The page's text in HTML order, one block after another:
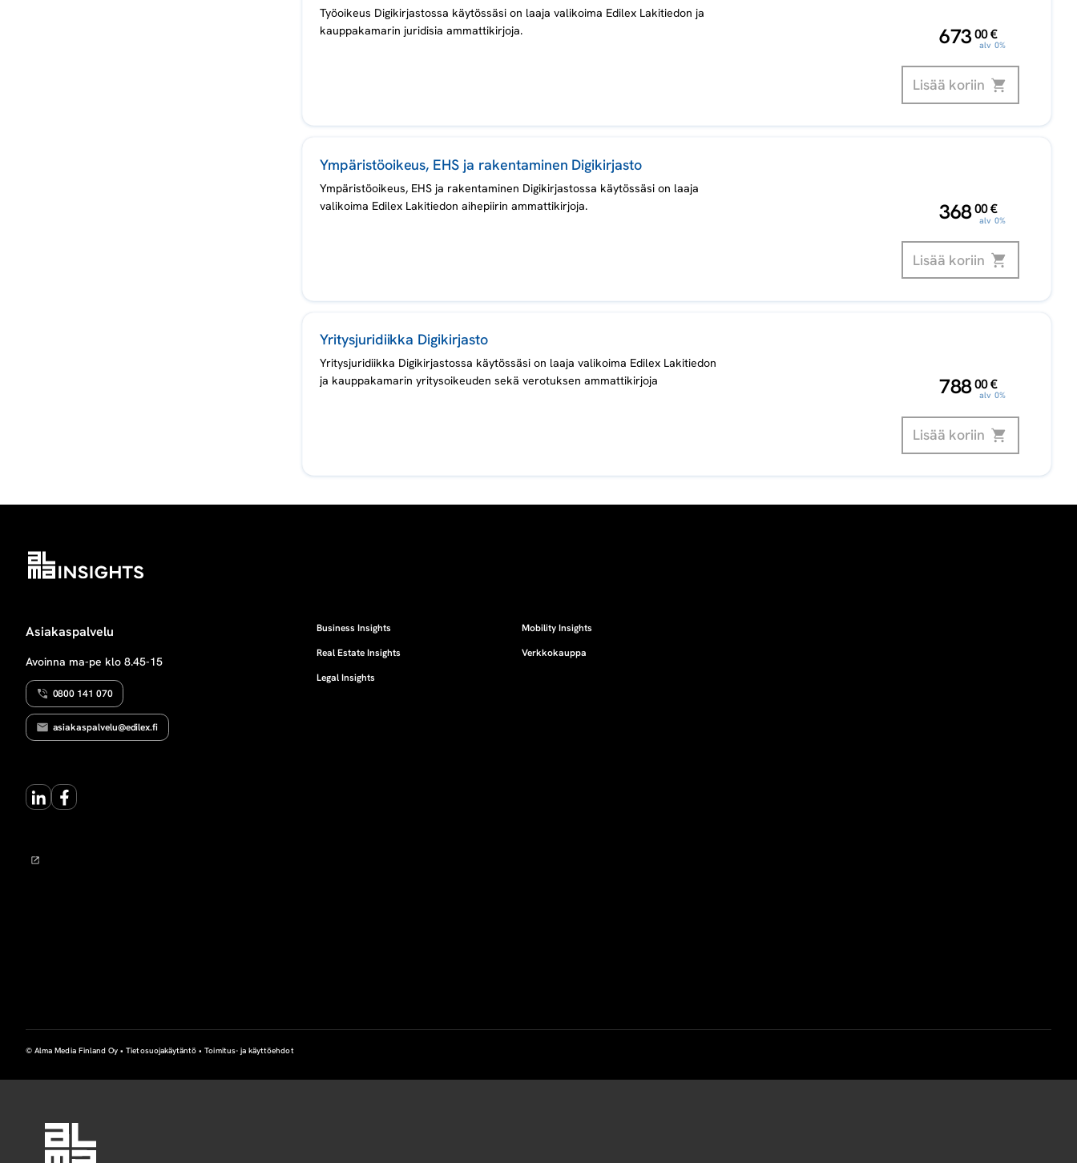
Työoikeus Digikirjastossa käytössäsi on laaja valikoima Edilex Lakitiedon ja
kauppakamarin juridisia ammattikirjoja.
673,00€
alv 0%
Lisää koriin
Ympäristöoikeus, EHS ja rakentaminen Digikirjasto
Ympäristöoikeus, EHS ja rakentaminen Digikirjastossa käytössäsi on laaja
valikoima Edilex Lakitiedon aihepiirin ammattikirjoja.
368,00€
alv 0%
Lisää koriin
Yritysjuridiikka Digikirjasto
Yritysjuridiikka Digikirjastossa käytössäsi on laaja valikoima Edilex Lakitiedon
ja kauppakamarin yritysoikeuden sekä verotuksen ammattikirjoja
788,00€
alv 0%
Lisää koriin
Asiakaspalvelu
Avoinna ma-pe klo 8.45-15
0800 141 070
asiakaspalvelu@edilex.fi
Business Insights
Real Estate Insights
Legal Insights
Mobility Insights
Verkkokauppa
LinkedInFacebook
© Alma Media Finland Oy •Tietosuojakäytäntö •Toimitus- ja käyttöehdot